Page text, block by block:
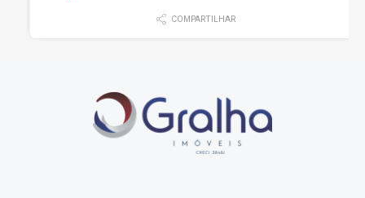
COMPARTILHAR